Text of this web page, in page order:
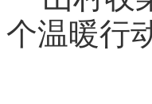
个温暖行